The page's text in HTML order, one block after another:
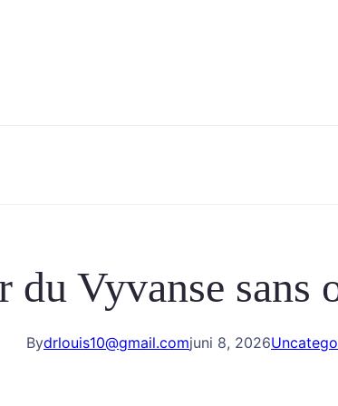
du Vyvanse sans
Bydrlouis10@gmail.comjuni 8, 2026